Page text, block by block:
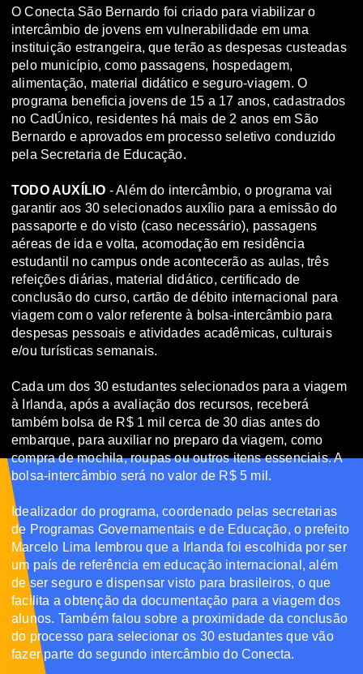
O Conecta São Bernardo foi criado para viabilizar o
intercâmbio de jovens em vulnerabilidade em uma
instituição estrangeira, que terão as despesas custeadas
pelo município, como passagens, hospedagem,
alimentação, material didático e seguro-viagem. O
programa beneficia jovens de 15 a 17 anos, cadastrados
no CadÚnico, residentes há mais de 2 anos em São
Bernardo e aprovados em processo seletivo conduzido
pela Secretaria de Educação.
TODO AUXÍLIO - Além do intercâmbio, o programa vai
garantir aos 30 selecionados auxílio para a emissão do
passaporte e do visto (caso necessário), passagens
aéreas de ida e volta, acomodação em residência
estudantil no campus onde acontecerão as aulas, três
refeições diárias, material didático, certificado de
conclusão do curso, cartão de débito internacional para
viagem com o valor referente à bolsa-intercâmbio para
despesas pessoais e atividades acadêmicas, culturais
e/ou turísticas semanais.
Cada um dos 30 estudantes selecionados para a viagem
à Irlanda, após a avaliação dos recursos, receberá
também bolsa de R$ 1 mil cerca de 30 dias antes do
embarque, para auxiliar no preparo da viagem, como
compra de mochila, roupas ou outros itens essenciais. A
bolsa-intercâmbio será no valor de R$ 5 mil.
Idealizador do programa, coordenado pelas secretarias
de Programas Governamentais e de Educação, o prefeito
Marcelo Lima lembrou que a Irlanda foi escolhida por ser
um país de referência em educação internacional, além
de ser seguro e dispensar visto para brasileiros, o que
facilita a obtenção da documentação para a viagem dos
alunos. Também falou sobre a proximidade da conclusão
do processo para selecionar os 30 estudantes que vão
fazer parte do segundo intercâmbio do Conecta.